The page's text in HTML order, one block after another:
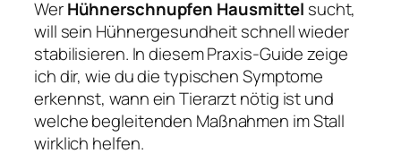
WerHühnerschnupfen Hausmittel sucht,
will sein Hühnergesundheit schnell wieder
stabilisieren. In diesem Praxis-Guide zeige
ich dir, wie du die typischen Symptome
erkennst, wann ein Tierarzt nötig ist und
welche begleitenden Maßnahmen im Stall
wirklich helfen.